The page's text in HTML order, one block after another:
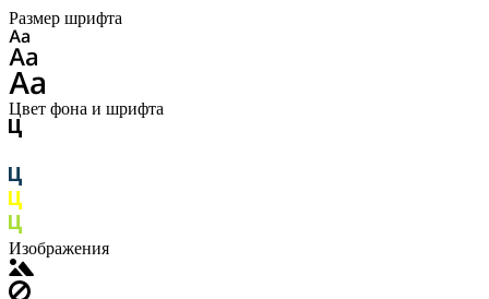
Размер шрифта
Цвет фона и шрифта
Изображения